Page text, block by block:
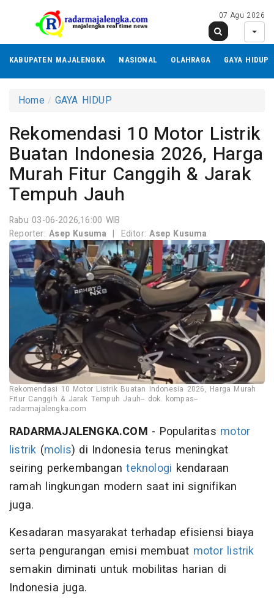
07 Agu 2026
KABUPATEN MAJALENGKA NASIONAL OLAHRAGA GAYA HIDUP
Home GAYA HIDUP
Rekomendasi 10 Motor Listrik
Buatan Indonesia 2026, Harga
Murah Fitur Canggih & Jarak
Tempuh Jauh
Rabu 03-06-2026,16:00 WIB
Reporter:Asep Kusuma | Editor:Asep Kusuma
Rekomendasi 10 Motor Listrik Buatan Indonesia 2026, Harga Murah
Fitur Canggih & Jarak Tempuh Jauh-- dok. kompas--
radarmajalengka.com
RADARMAJALENGKA.COM - Popularitas motor
listrik (molis) di Indonesia terus meningkat
seiring perkembanganteknologi kendaraan
ramah lingkungan modern saat ini signifikan
juga.
Kesadaran masyarakat terhadap efisiensi biaya
serta pengurangan emisi membuat motor listrik
semakin diminati untuk mobilitas harian di
Indonesia juga.